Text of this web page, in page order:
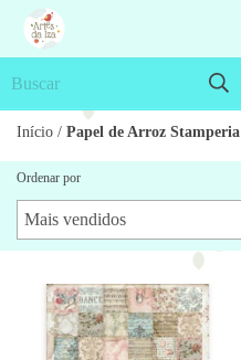
Início / Papel de Arroz Stamperia
Ordenar por